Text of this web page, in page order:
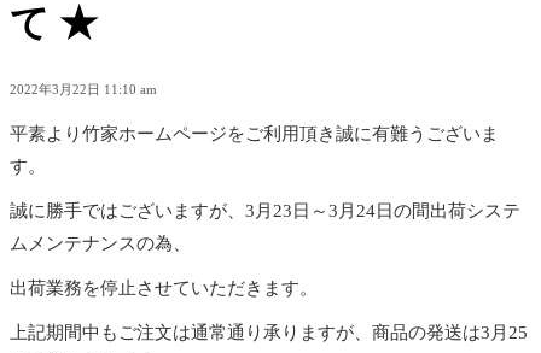
て ★
2022年3月22日 11:10 am
平素より竹家ホームページをご利用頂き誠に有難うございま
す。
誠に勝手ではございますが、3月23日～3月24日の間出荷システ
ムメンテナンスの為、
出荷業務を停止させていただきます。
上記期間中もご注文は通常通り承りますが、商品の発送は3月25